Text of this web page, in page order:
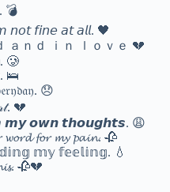
💣
𝘧𝘪𝘯𝘦 𝘢𝘵 𝘢𝘭𝘭. 🖤
ａｎｄ ｉｎ ｌｏｖｅ 💔
🥲
🛌
😞
💔
𝙢𝙮 𝙤𝙬𝙣 𝙩𝙝𝙤𝙪𝙜𝙝𝙩𝙨. 😩
𝔀𝓸𝓻𝓭 𝓯𝓸𝓻 𝓶𝔂 𝓹𝓪𝓲𝓷. 🥀
𝕞𝕪 𝕗𝕖𝕖𝕝𝕚𝕟𝕘. 💧
🥀💔